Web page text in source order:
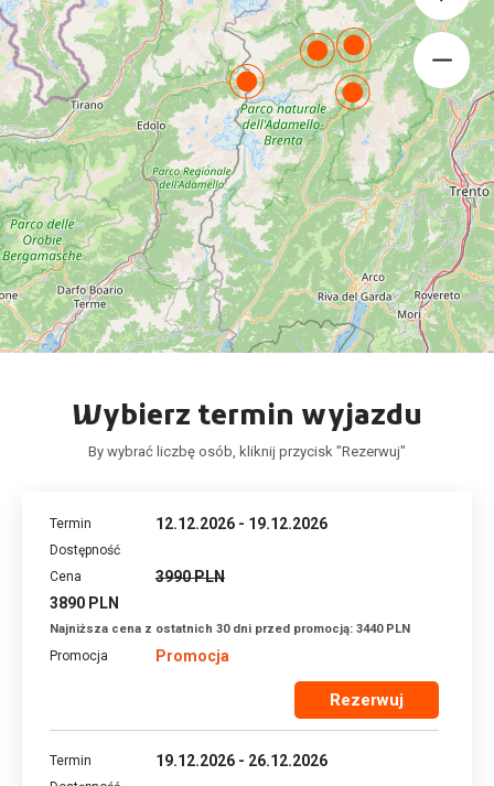
Wybierz termin wyjazdu
By wybrać liczbę osób, kliknij przycisk "Rezerwuj"
12.12.2026 - 19.12.2026
3990 PLN
3890 PLN
Najniższa cena z ostatnich 30 dni przed promocją: 3440 PLN
Promocja
Rezerwuj
19.12.2026 - 26.12.2026